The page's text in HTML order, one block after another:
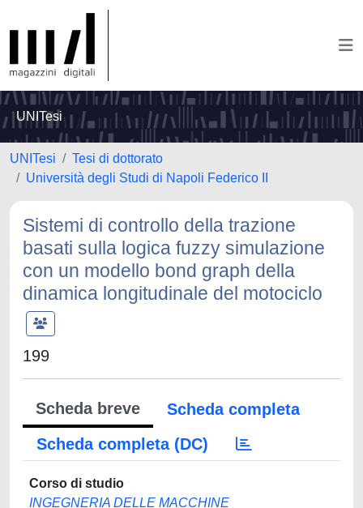
UNITesi
UNITesi
Tesi di dottorato
Università degli Studi di Napoli Federico II
Sistemi di controllo della trazione
basati sulla logica fuzzy simulazione
con un modello bond graph della
dinamica longitudinale del motociclo
199
Scheda breve
Scheda completa
Scheda completa (DC)
Corso di studio
INGEGNERIA DELLE MACCHINE